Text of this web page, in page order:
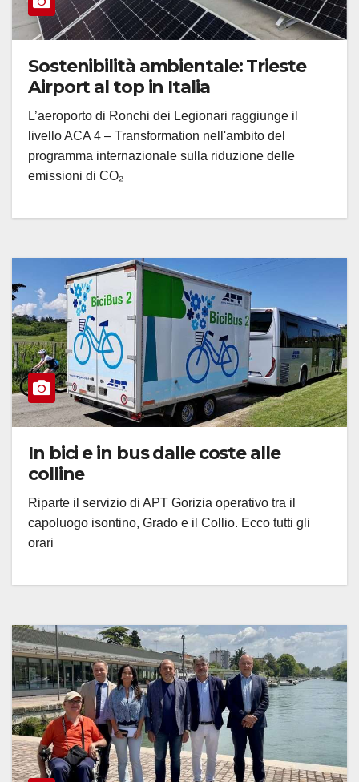
Sostenibilità ambientale: Trieste
Airport al top in Italia
L’aeroporto di Ronchi dei Legionari raggiunge il
livello ACA 4 – Transformation nell'ambito del
programma internazionale sulla riduzione delle
emissioni di CO₂
In bici e in bus dalle coste alle
colline
Riparte il servizio di APT Gorizia operativo tra il
capoluogo isontino, Grado e il Collio. Ecco tutti gli
orari